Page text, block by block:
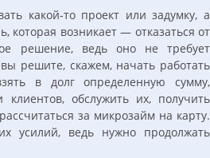
какой-то проект или задумку, а
которая возникает — отказаться от
решение, ведь оно не требует
решите, скажем, начать работать
в долг определенную сумму,
клиентов, обслужить их, получить
за микрозайм на карту.
усилий, ведь нужно продолжать